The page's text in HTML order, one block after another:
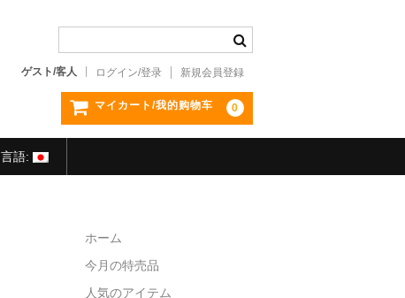
ゲスト/客人 ログイン/登录 新規会員登録
マイカート/我的购物车 0
言語:
ホーム
今月の特売品
人気のアイテム